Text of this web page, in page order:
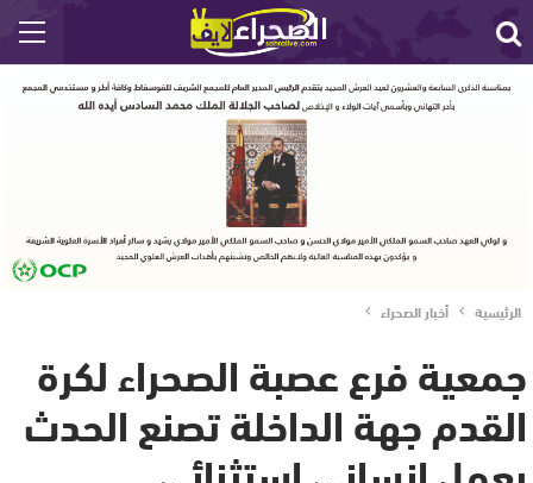
الرئيسية أخبار الصحراء
جمعية فرع عصبة الصحراء لكرة
القدم جهة الداخلة تصنع الحدث